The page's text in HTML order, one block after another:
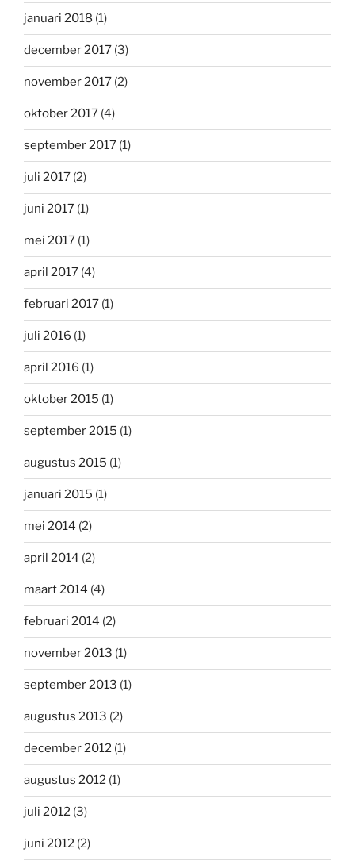
januari 2018 (1)
december 2017 (3)
november 2017 (2)
oktober 2017 (4)
september 2017 (1)
juli 2017 (2)
juni 2017 (1)
mei 2017 (1)
april 2017 (4)
februari 2017 (1)
juli 2016 (1)
april 2016 (1)
oktober 2015 (1)
september 2015 (1)
augustus 2015 (1)
januari 2015 (1)
mei 2014 (2)
april 2014 (2)
maart 2014 (4)
februari 2014 (2)
november 2013 (1)
september 2013 (1)
augustus 2013 (2)
december 2012 (1)
augustus 2012 (1)
juli 2012 (3)
juni 2012 (2)